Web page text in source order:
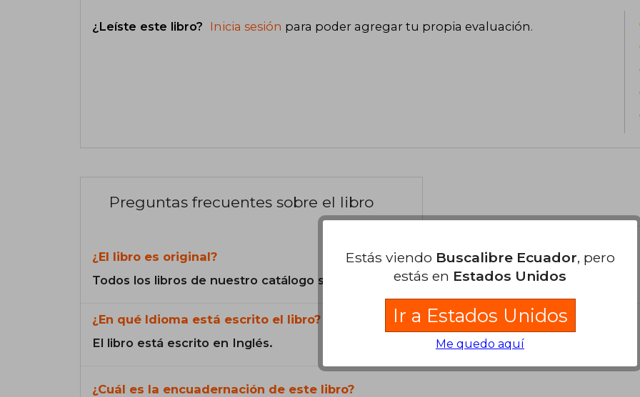
¿Leíste este libro? Inicia sesión para poder agregar tu propia evaluación.
Preguntas frecuentes sobre el libro
¿El libro es original?
Todos los libros de nuestro catálogo son Originales.
¿En qué Idioma está escrito el libro?
El libro está escrito en Inglés.
¿Cuál es la encuadernación de este libro?
Estás viendo Buscalibre Ecuador, pero
estás en Estados Unidos
Ir a Estados Unidos
Me quedo aquí